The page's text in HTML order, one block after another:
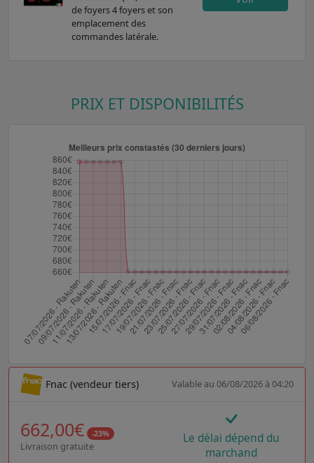
de foyers 4 foyers et son
emplacement des
commandes latérale.
PRIX ET DISPONIBILITÉS
Fnac (vendeur tiers) Valable au 06/08/2026 à 04:20
662,00€ -23%
Livraison gratuite
Le délai dépend du
marchand